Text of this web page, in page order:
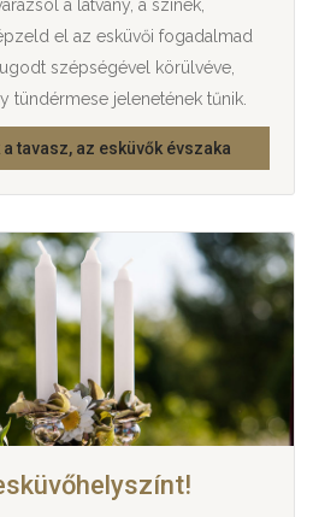
a látvány, a színek,
el az esküvői fogadalmad
szépségével körülvéve,
tündérmese jelenetének tűnik.
tavasz, az esküvők évszaka